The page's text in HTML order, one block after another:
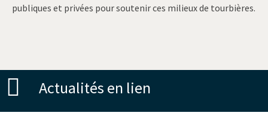
publiques et privées pour soutenir ces milieux de tourbières.
Actualités en lien